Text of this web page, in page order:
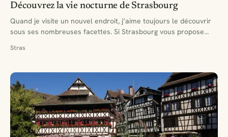
Découvrez la vie nocturne de Strasbourg
Quand je visite un nouvel endroit, j’aime toujours le découvrir
sous ses nombreuses facettes. Si Strasbourg vous propose…
Stras